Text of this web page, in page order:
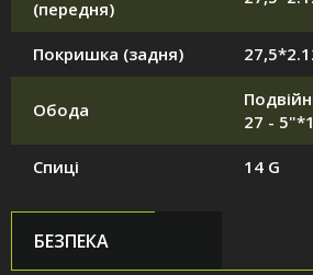
(передня)
Покришка (задня)
Обода
27 -
Спиці 14 G
БЕЗПЕКА